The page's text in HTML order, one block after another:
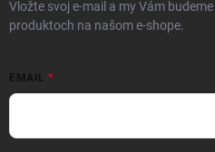
Vložte svoj e-mail a my Vám
produktoch na našom e-shope.
EMAIL